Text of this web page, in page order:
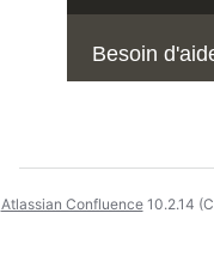
Besoin
Atlassian Confluence 10.2.14